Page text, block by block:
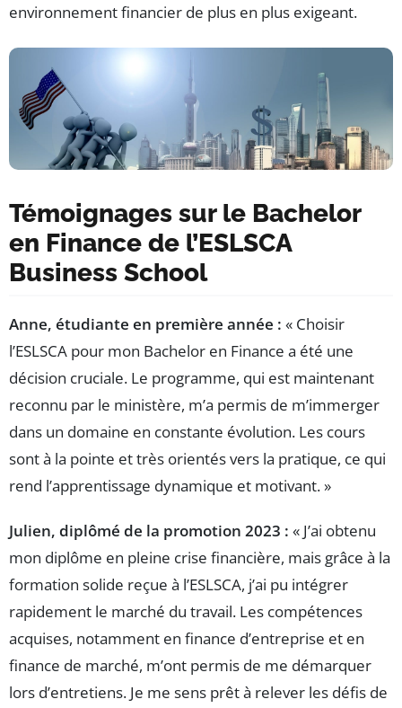
environnement financier de plus en plus exigeant.
Témoignages sur le Bachelor
en Finance de l’ESLSCA
Business School
Anne, étudiante en première année : « Choisir
l’ESLSCA pour mon Bachelor en Finance a été une
décision cruciale. Le programme, qui est maintenant
reconnu par le ministère, m’a permis de m’immerger
dans un domaine en constante évolution. Les cours
sont à la pointe et très orientés vers la pratique, ce qui
rend l’apprentissage dynamique et motivant. »
Julien, diplômé de la promotion 2023 : « J’ai obtenu
mon diplôme en pleine crise financière, mais grâce à la
formation solide reçue à l’ESLSCA, j’ai pu intégrer
rapidement le marché du travail. Les compétences
acquises, notamment en finance d’entreprise et en
finance de marché, m’ont permis de me démarquer
lors d’entretiens. Je me sens prêt à relever les défis de